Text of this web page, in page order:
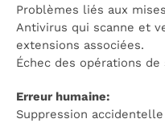
Problèmes liés aux
Antivirus qui scanne et
extensions associées.
Échec des opérations
Erreur humaine:
Suppression